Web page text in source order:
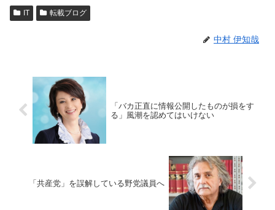
IT 転載ブログ
中村 伊知哉
「バカ正直に情報公開したものが損をす
る」風潮を認めてはいけない
「共産党」を誤解している野党議員へ